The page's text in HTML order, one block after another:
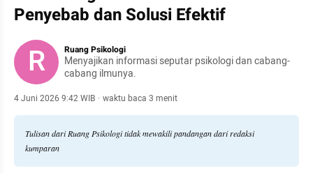
Penyebab dan Solusi Efektif
R Ruang Psikologi
Menyajikan informasi seputar psikologi dan cabang-
cabang ilmunya.
4 Juni 2026 9:42 WIB · waktu baca 3 menit
Tulisan dari Ruang Psikologi tidak mewakili pandangan dari redaksi
kumparan